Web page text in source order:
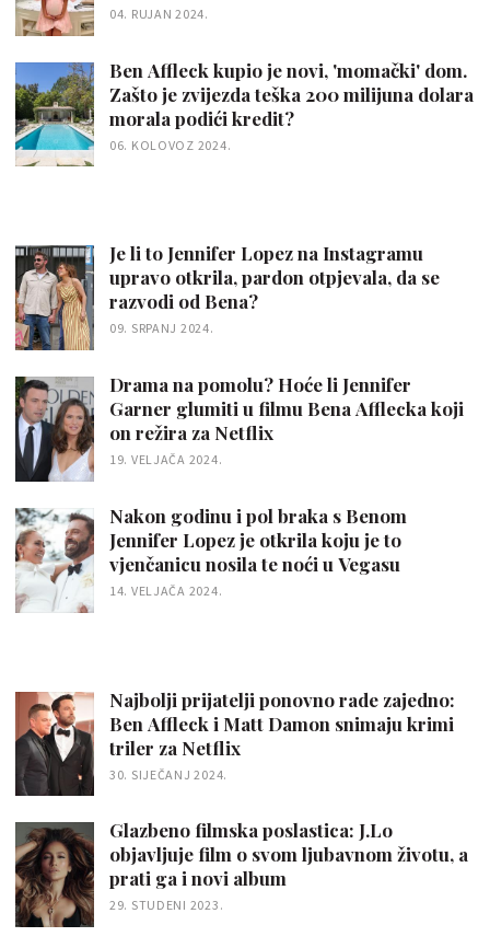
04. RUJAN 2024.
Ben Affleck kupio je novi, 'momački' dom.
Zašto je zvijezda teška 200 milijuna dolara
morala podići kredit?
06. KOLOVOZ 2024.
Je li to Jennifer Lopez na Instagramu
upravo otkrila, pardon otpjevala, da se
razvodi od Bena?
09. SRPANJ 2024.
Drama na pomolu? Hoće li Jennifer
Garner glumiti u filmu Bena Afflecka koji
on režira za Netflix
19. VELJAČA 2024.
Nakon godinu i pol braka s Benom
Jennifer Lopez je otkrila koju je to
vjenčanicu nosila te noći u Vegasu
14. VELJAČA 2024.
Najbolji prijatelji ponovno rade zajedno:
Ben Affleck i Matt Damon snimaju krimi
triler za Netflix
30. SIJEČANJ 2024.
Glazbeno filmska poslastica: J.Lo
objavljuje film o svom ljubavnom životu, a
prati ga i novi album
29. STUDENI 2023.